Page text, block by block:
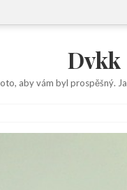
Dvkk
aby vám byl prospěšný.